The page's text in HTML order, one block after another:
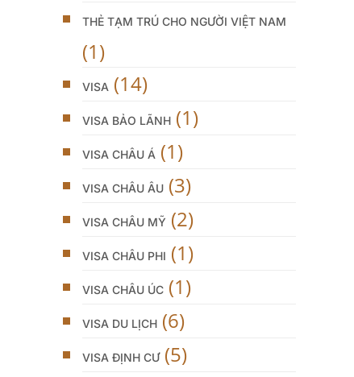
THẺ TẠM TRÚ CHO NGƯỜI VIỆT NAM
(1)
VISA (14)
VISA BẢO LÃNH (1)
VISA CHÂU Á (1)
VISA CHÂU ÂU (3)
VISA CHÂU MỸ (2)
VISA CHÂU PHI (1)
VISA CHÂU ÚC (1)
VISA DU LỊCH (6)
VISA ĐỊNH CƯ(5)